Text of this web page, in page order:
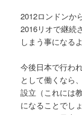
2012ロンドンか
2016リオで継続
しまう事になる
今後日本で行わ
として働くなら
設立（これには
になることでしょ